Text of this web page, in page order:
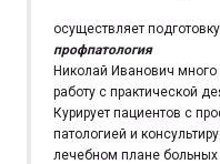
осуществляет
профпатология
Николай Иванович
работу с практической
Курирует пациентов с
патологией и
лечебном плане больных